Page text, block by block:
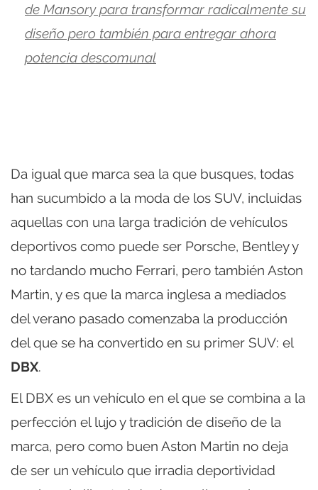
de Mansory para transformar radicalmente su
diseño pero también para entregar ahora
potencia descomunal
Da igual que marca sea la que busques, todas
han sucumbido a la moda de los SUV, incluidas
aquellas con una larga tradición de vehículos
deportivos como puede ser Porsche, Bentley y
no tardando mucho Ferrari, pero también Aston
Martin, y es que la marca inglesa a mediados
del verano pasado comenzaba la producción
del que se ha convertido en su primer SUV: el
DBX.
El DBX es un vehículo en el que se combina a la
perfección el lujo y tradición de diseño de la
marca, pero como buen Aston Martin no deja
de ser un vehículo que irradia deportividad